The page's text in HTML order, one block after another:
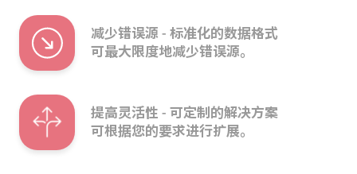
减少错误源 - 标准化的数据格式
可最大限度地减少错误源。
提高灵活性 - 可定制的解决方案
可根据您的要求进行扩展。